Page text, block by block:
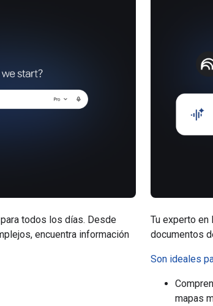
todos los días. Desde
encuentra información
Tu experto en
documentos
Son ideales
mapas